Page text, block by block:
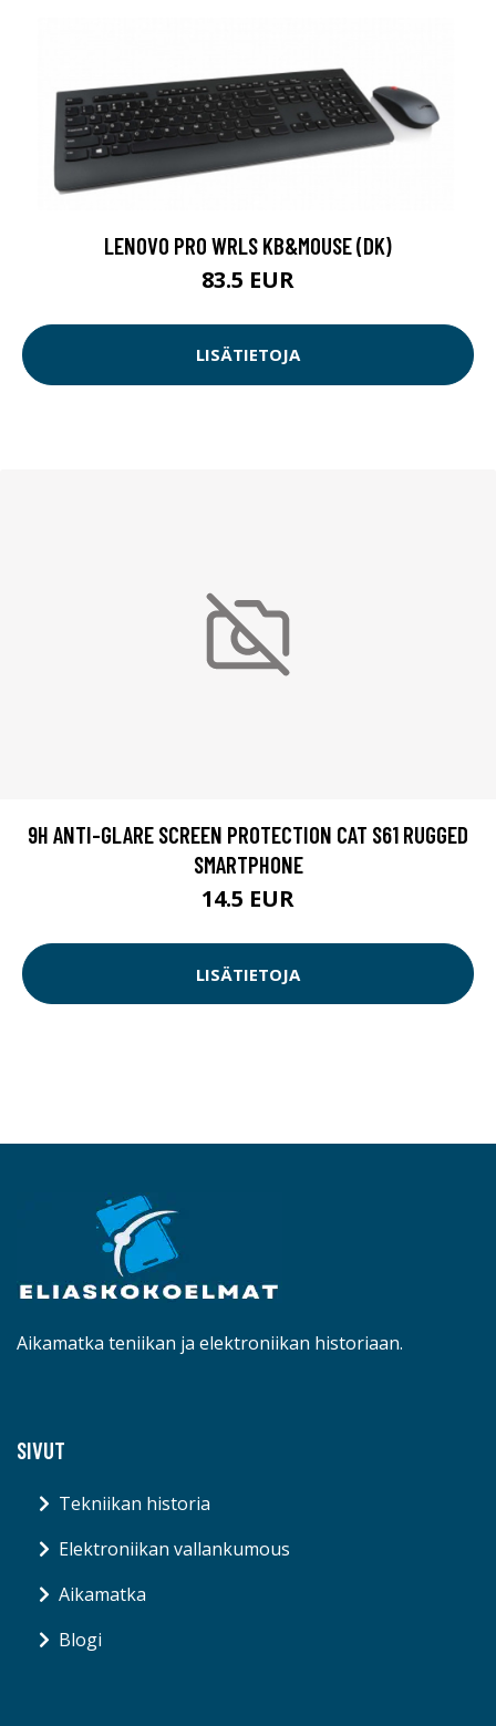
LENOVO PRO WRLS KB&MOUSE (DK)
83.5 EUR
LISÄTIETOJA
9H ANTI-GLARE SCREEN PROTECTION CAT S61 RUGGED
SMARTPHONE
14.5 EUR
LISÄTIETOJA
Aikamatka teniikan ja elektroniikan historiaan.
SIVUT
Tekniikan historia
Elektroniikan vallankumous
Aikamatka
Blogi